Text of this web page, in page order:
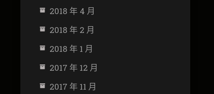
2018 年 4 月
2018 年 2 月
2018 年 1 月
2017 年 12 月
2017 年 11 月